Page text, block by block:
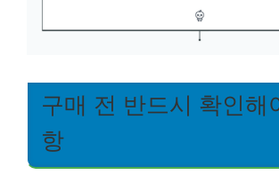
구매 전 반드시 확인해
항